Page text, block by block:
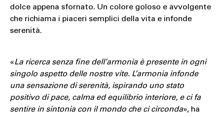
dolce appena sfornato. Un colore goloso e avvolgente
che richiama i piaceri semplici della vita e infonde
serenità.
«La ricerca senza fine dell’armonia è presente in ogni
singolo aspetto delle nostre vite. L’armonia infonde
una sensazione di serenità, ispirando uno stato
positivo di pace, calma ed equilibrio interiore, e ci fa
sentire in sintonia con il mondo che ci circonda», ha